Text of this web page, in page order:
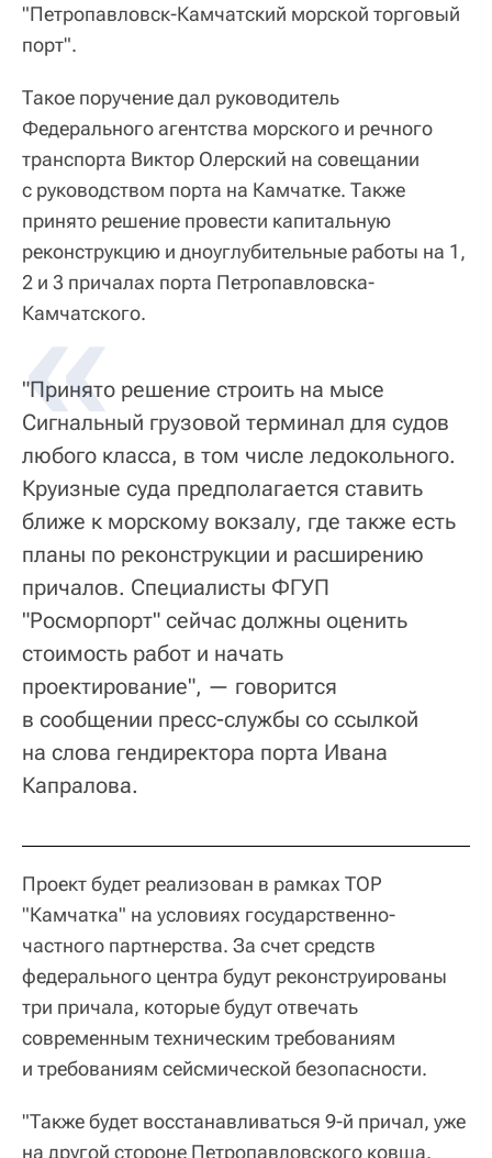
"Петропавловск-Камчатский морской торговый
порт".
Такое поручение дал руководитель
Федерального агентства морского и речного
транспорта Виктор Олерский на совещании
с руководством порта на Камчатке. Также
принято решение провести капитальную
реконструкцию и дноуглубительные работы на 1,
2 и 3 причалах порта Петропавловска-
Камчатского.
"Принято решение строить на мысе
Сигнальный грузовой терминал для судов
любого класса, в том числе ледокольного.
Круизные суда предполагается ставить
ближе к морскому вокзалу, где также есть
планы по реконструкции и расширению
причалов. Специалисты ФГУП
"Росморпорт" сейчас должны оценить
стоимость работ и начать
проектирование", — говорится
в сообщении пресс-службы со ссылкой
на слова гендиректора порта Ивана
Капралова.
Проект будет реализован в рамках ТОР
"Камчатка" на условиях государственно-
частного партнерства. За счет средств
федерального центра будут реконструированы
три причала, которые будут отвечать
современным техническим требованиям
и требованиям сейсмической безопасности.
"Также будет восстанавливаться 9-й причал, уже
на другой стороне Петропавловского ковша.